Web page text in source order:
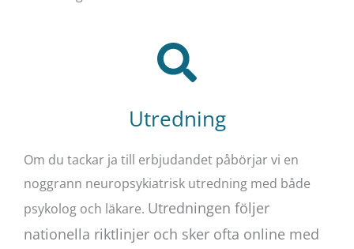
Utredning
Om du tackar ja till erbjudandet påbörjar vi en
noggrann neuropsykiatrisk utredning med både
psykolog och läkare. Utredningen följer
nationella riktlinjer och sker ofta online med